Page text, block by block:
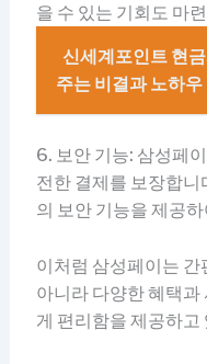
을 수 있는 기회도 마
신세계포인트 현
주는 비결과 노하우
6. 보안 기능: 삼성페
전한 결제를 보장합니
의 보안 기능을 제공
이처럼 삼성페이는
아니라 다양한 혜택
게 편리함을 제공하고